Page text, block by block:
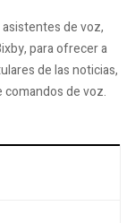
de voz,
para ofrecer a
de las noticias,
de voz.